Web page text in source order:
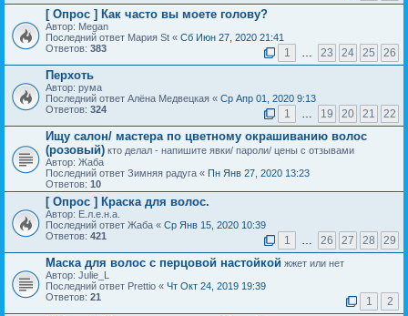
[ Опрос ] Как часто вы моете голову?
Автор: Megan
Последний ответ Мария St « Сб Июн 27, 2020 21:41
Ответов: 383 1 … 23 24 25 26
Перхоть
Автор: рума
Последний ответ Алёна Медвецкая « Ср Апр 01, 2020 9:13
Ответов: 324 1 … 19 20 21 22
Ищу салон/ мастера по цветному окрашиванию волос
(розовый) кто делал - напишите явки/ пароли/ цены с отзывами
Автор: Жаба
Последний ответ Зимняя радуга « Пн Янв 27, 2020 13:23
Ответов: 10
[ Опрос ] Краска для волос.
Автор: Е.л.е.н.а.
Последний ответ Жаба « Ср Янв 15, 2020 10:39
Ответов: 421 1 … 26 27 28 29
Маска для волос с перцовой настойкой жжет или нет
Автор: Julie_L
Последний ответ Prettio « Чт Окт 24, 2019 19:39
Ответов: 21 1 2